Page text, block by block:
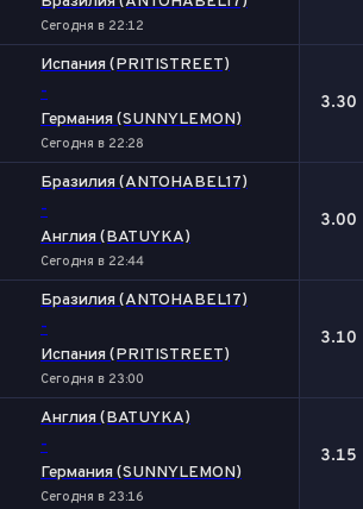
Сегодня в 22:12
Испания (PRITISTREET)
-
Германия (SUNNYLEMON)
Сегодня в 22:28
3.30
Бразилия (ANTOHABEL17)
-
Англия (BATUYKA)
Сегодня в 22:44
3.00
Бразилия (ANTOHABEL17)
-
Испания (PRITISTREET)
Сегодня в 23:00
3.10
Англия (BATUYKA)
-
Германия (SUNNYLEMON)
Сегодня в 23:16
3.15